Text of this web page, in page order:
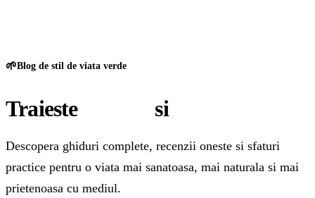
🌱Blog de stil de viata verde
Traieste si
Descopera ghiduri complete, recenzii oneste si sfaturi
practice pentru o viata mai sanatoasa, mai naturala si mai
prietenoasa cu mediul.